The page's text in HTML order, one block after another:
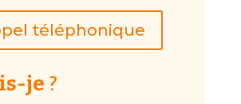
téléphonique
je ?